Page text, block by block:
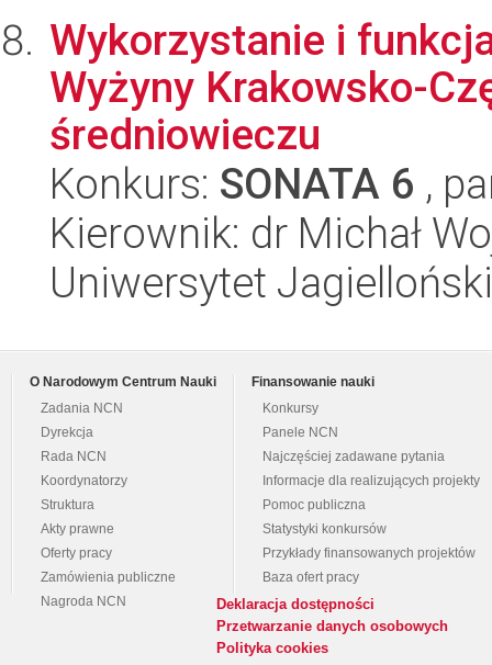
Wykorzystanie i
Wyżyny Krakowsko-
średniowieczu
Konkurs: SONATA 6 ,
Kierownik: dr Michał
Uniwersytet
O Narodowym Centrum Nauki
Zadania NCN
Dyrekcja
Rada NCN
Koordynatorzy
Struktura
Akty prawne
Oferty pracy
Zamówienia publiczne
Nagroda NCN
Finansowanie nauki
Konkursy
Panele NCN
Najczęściej zadawane pytania
Informacje dla realizujących projekty
Pomoc publiczna
Statystyki konkursów
Przykłady finansowanych projektów
Baza ofert pracy
Deklaracja dostępności
Przetwarzanie danych osobowych
Polityka cookies